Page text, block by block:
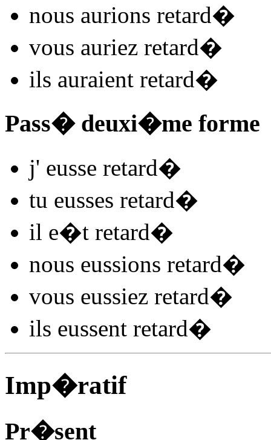
nous aurions retard�
vous auriez retard�
ils auraient retard�
Pass� deuxi�me forme
j' eusse retard�
tu eusses retard�
il e�t retard�
nous eussions retard�
vous eussiez retard�
ils eussent retard�
Imp�ratif
Pr�sent